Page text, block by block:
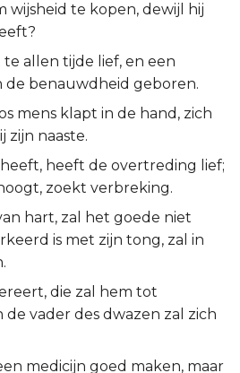
wijsheid te kopen, dewijl hij
allen tijde lief, en een
de benauwdheid geboren.
mens klapt in de hand, zich
zijn naaste.
heeft de overtreding lief;
zoekt verbreking.
hart, zal het goede niet
is met zijn tong, zal in
die zal hem tot
de vader des dwazen zal zich
medicijn goed maken, maar